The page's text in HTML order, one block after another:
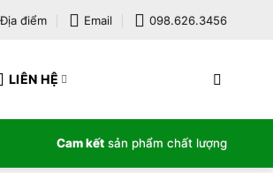
Địa điểm Email 098.626.3456
LIÊN HỆ
Cam kết sản phẩm chất lượng